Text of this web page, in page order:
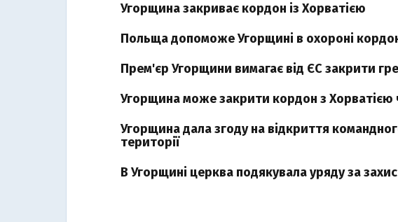
Угорщина закриває кордон із Хорватією
Польща допоможе Угорщині в охороні
Прем'єр Угорщини вимагає від ЄС закрити
Угорщина може закрити кордон з Хорватією
Угорщина дала згоду на відкриття
території
В Угорщині церква подякувала уряду за